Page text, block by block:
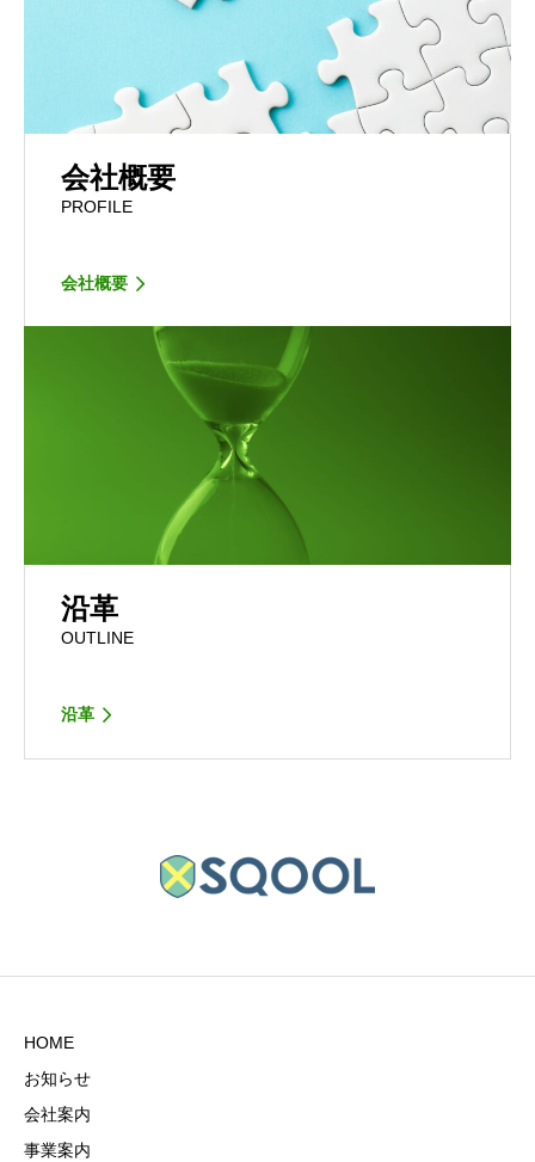
会社概要
PROFILE
会社概要
沿革
OUTLINE
沿革
HOME
お知らせ
会社案内
事業案内